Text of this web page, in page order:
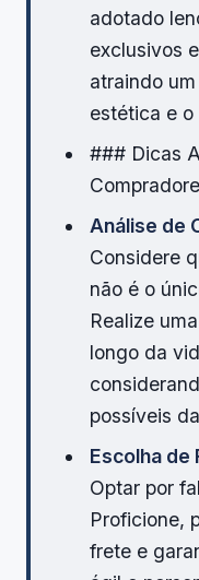
adotado
exclusivos
atraindo
estética e o
### Dicas
Análise de
Considere
não é o
Realize
longo da
possíveis
Escolha de
Optar por
Proficione,
frete e